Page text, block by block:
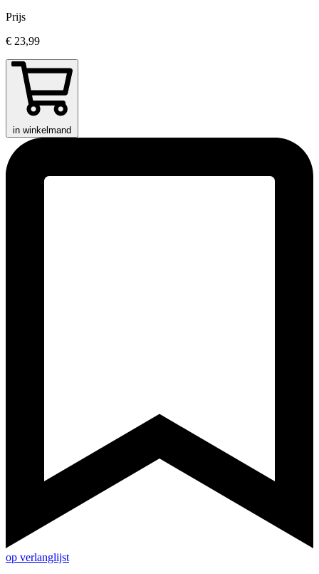
Prijs
€ 23,99
in winkelmand
op verlanglijst